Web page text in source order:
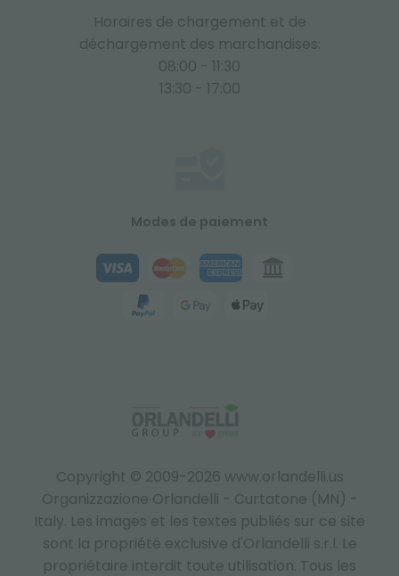
Copyright © 2009-2026 www.orlandelli.us
Organizzazione Orlandelli - Curtatone (MN) -
Italy. Les images et les textes publiés sur ce site
sont la propriété exclusive d'Orlandelli s.r.l. Le
propriétaire interdit toute utilisation. Tous les
Horaires de chargement et de
déchargement des marchandises:
08:00 - 11:30
13:30 - 17:00
Modes de paiement